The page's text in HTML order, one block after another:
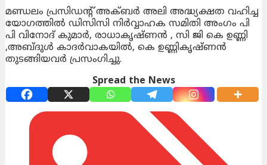
മണ്ഡലം പ്രസിഡൻ്റ് അക്ബർ അലി അദ്ധ്യക്ഷത വഹിച്ച
യോഗത്തിൽ ഡിസിസി നിർവ്വാഹക സമിതി അംഗം പി
പി വിനോദ് കുമാർ, രാധാകൃഷ്ണൻ , സി ജി കെ ഉണ്ണി
,അബ്ദുൾ കാദർവാകയിൽ, കെ ഉണ്ണികൃഷ്ണൻ
തുടങ്ങിയവർ പ്രസംഗിച്ചു.
Spread the News